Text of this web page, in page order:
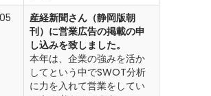
産経新聞さん（静岡版朝
刊）に営業広告の掲載の申
し込みを致しました。
本年は、企業の強みを活か
してという中でSWOT分析
に力を入れて営業をしてい